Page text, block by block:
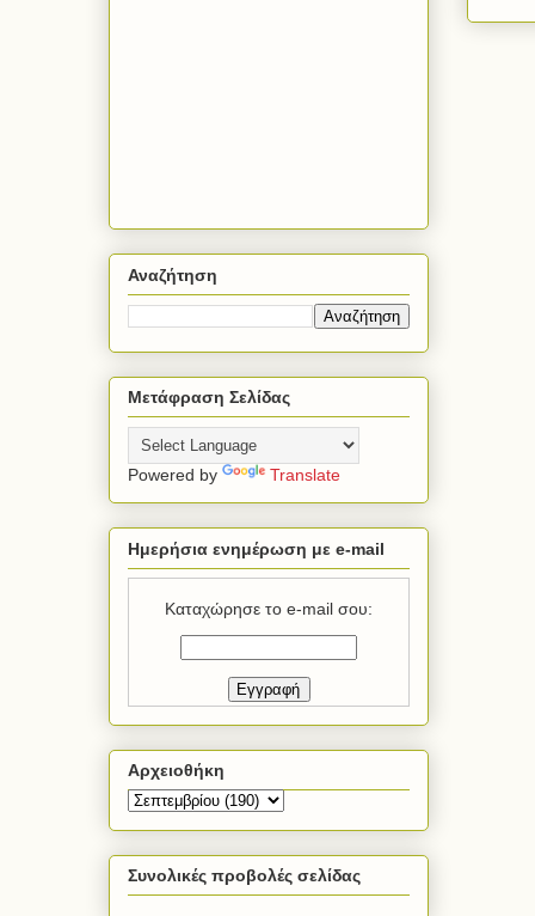
Αναζήτηση
Μετάφραση Σελίδας
Powered by Translate
Ημερήσια ενημέρωση με e-mail
Καταχώρησε το e-mail σου:
Αρχειοθήκη
Συνολικές προβολές σελίδας